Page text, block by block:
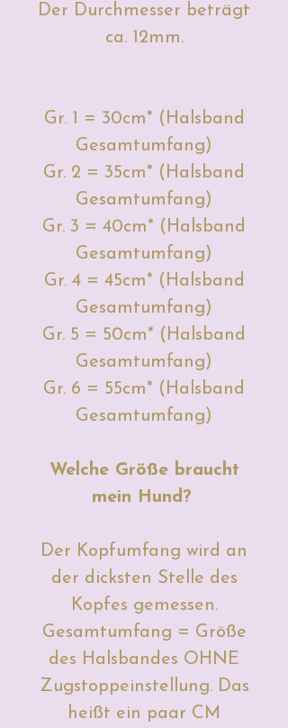
Der Durchmesser beträgt
ca. 12mm.
Gr. 1 = 30cm* (Halsband
Gesamtumfang)
Gr. 2 = 35cm* (Halsband
Gesamtumfang)
Gr. 3 = 40cm* (Halsband
Gesamtumfang)
Gr. 4 = 45cm* (Halsband
Gesamtumfang)
Gr. 5 = 50cm* (Halsband
Gesamtumfang)
Gr. 6 = 55cm* (Halsband
Gesamtumfang)
Welche Größe braucht
mein Hund?
Der Kopfumfang wird an
der dicksten Stelle des
Kopfes gemessen.
Gesamtumfang = Größe
des Halsbandes OHNE
Zugstoppeinstellung. Das
heißt ein paar CM